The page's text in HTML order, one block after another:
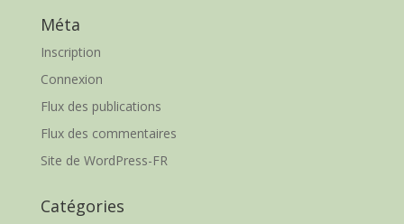
Méta
Inscription
Connexion
Flux des publications
Flux des commentaires
Site de WordPress-FR
Catégories